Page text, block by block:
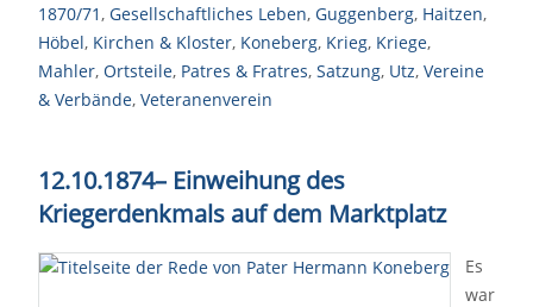
1870/71, Gesellschaftliches Leben, Guggenberg, Haitzen,
Höbel, Kirchen & Kloster, Koneberg, Krieg, Kriege,
Mahler, Ortsteile, Patres & Fratres, Satzung, Utz, Vereine
& Verbände, Veteranenverein
12.10.1874– Einweihung des
Kriegerdenkmals auf dem Marktplatz
Es
war